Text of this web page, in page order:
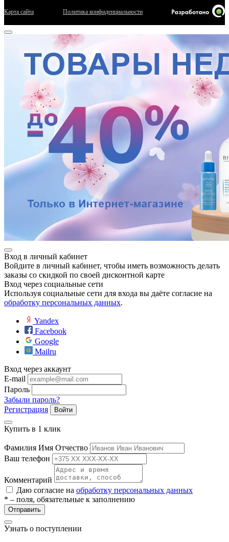
Карта сайта Политика конфиденциальности
Вход в личный кабинет
Войдите в личный кабинет, чтобы иметь возможность делать
заказы со скидкой по своей дисконтной карте
Вход через социальные сети
Используя социальные сети для входа вы даёте согласие на
обработку персональных данных.
Yandex
Facebook
Google
Mailru
Вход через аккаунт
E-mail
Пароль
Забыли пароль?
Регистрация
Войти
Купить в 1 клик
Фамилия Имя Отчество
Ваш телефон
Комментарий
Даю согласие на обработку персональных данных
* – поля, обязательные к заполнению
Отправить
Узнать о поступлении